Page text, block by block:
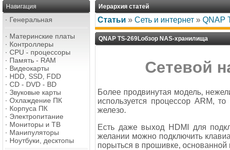
Навигация
· Генеральная
· Материнские платы
· Контроллеры
· CPU - процессоры
· Память - RAM
· Видеокарты
· HDD, SSD, FDD
· CD - DVD - BD
· Звуковые карты
· Охлаждение ПК
· Корпуса ПК
· Электропитание
· Мониторы и ТВ
· Манипуляторы
· Ноутбуки, десктопы
Иерархия статей
Статьи » Сеть и интернет » QNAP
QNAP TS-269Lобзор NAS-хранилища
Сетевой
Более продвинутая модель,
используется процессор ARM,
железо.
Есть даже выход HDMI для
желании можно подключить
порыться в прошивке, основанной